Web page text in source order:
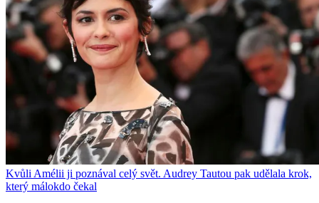
Kvůli Amélii ji poznával celý svět. Audrey Tautou pak udělala krok,
který málokdo čekal